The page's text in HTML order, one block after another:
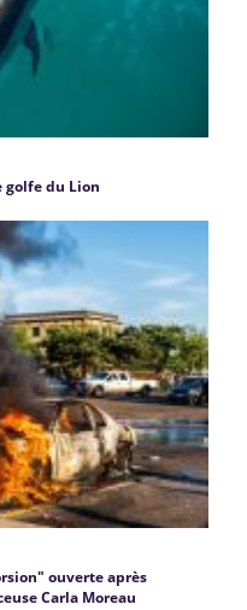
golfe du Lion
ouverte après
Carla Moreau